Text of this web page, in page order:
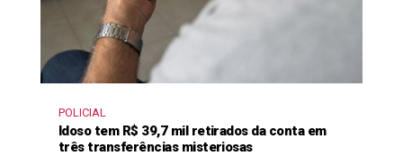
POLICIAL
Idoso tem R$ 39,7 mil retirados da conta em
três transferências misteriosas